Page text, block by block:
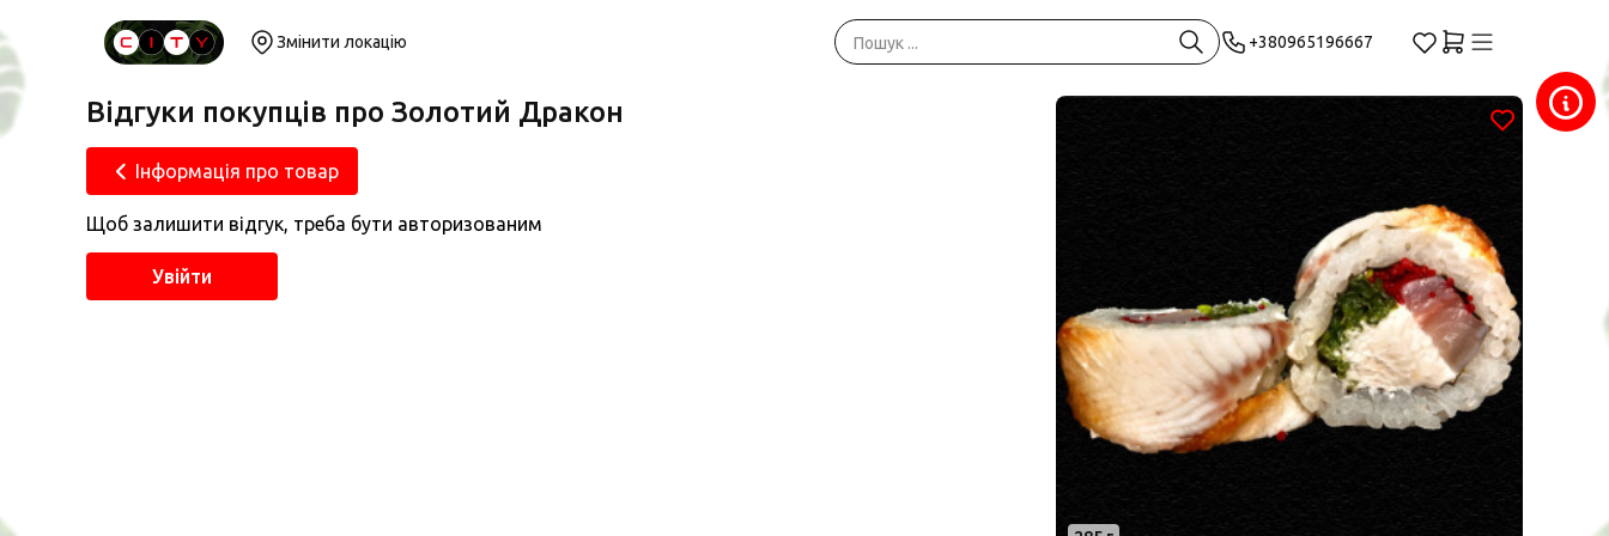
Змінити локацію +380965196667
Відгуки покупців про Золотий Дракон
Інформація про товар
Щоб залишити відгук, треба бути авторизованим
Увійти